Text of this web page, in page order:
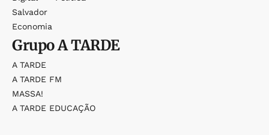
Salvador
Economia
GrupoA TARDE
A TARDE
A TARDE FM
MASSA!
A TARDE EDUCAÇÃO